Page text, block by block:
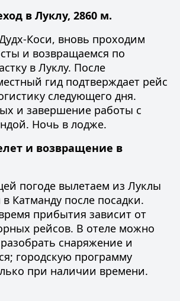
в Луклу, 2860 м.
Коси, вновь проходим
и возвращаемся по
в Луклу. После
гид подтверждает рейс
следующего дня.
и завершение работы с
Ночь в лодже.
и возвращение в
погоде вылетаем из Луклы
Катманду после посадки.
прибытия зависит от
рейсов. В отеле можно
снаряжение и
городскую программу
при наличии времени.